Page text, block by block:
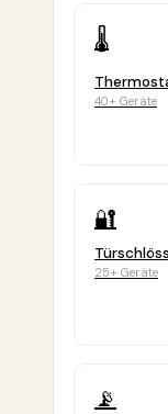
🌡️
40+ Geräte
🔐
25+ Geräte
📡